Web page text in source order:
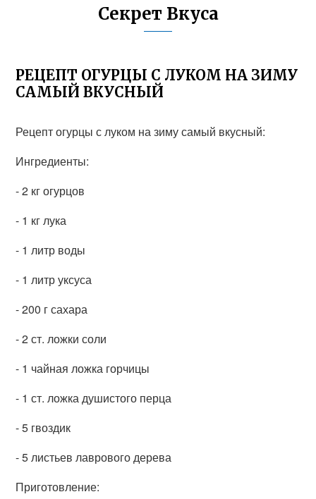
Секрет Вкуса
РЕЦЕПТ ОГУРЦЫ С ЛУКОМ НА ЗИМУ
САМЫЙ ВКУСНЫЙ
Рецепт огурцы с луком на зиму самый вкусный:
Ингредиенты:
- 2 кг огурцов
- 1 кг лука
- 1 литр воды
- 1 литр уксуса
- 200 г сахара
- 2 ст. ложки соли
- 1 чайная ложка горчицы
- 1 ст. ложка душистого перца
- 5 гвоздик
- 5 листьев лаврового дерева
Приготовление: